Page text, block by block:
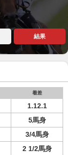
結果
着差
1.12.1
5馬身
3/4馬身
2 1/2馬身